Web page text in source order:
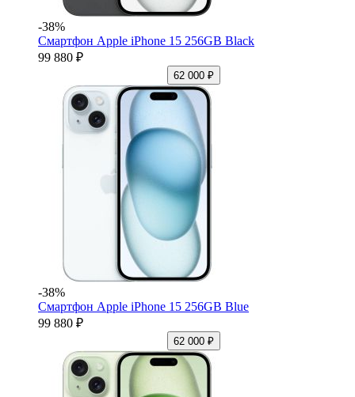
-38%
Смартфон Apple iPhone 15 256GB Black
99 880 ₽
62 000 ₽
-38%
Смартфон Apple iPhone 15 256GB Blue
99 880 ₽
62 000 ₽